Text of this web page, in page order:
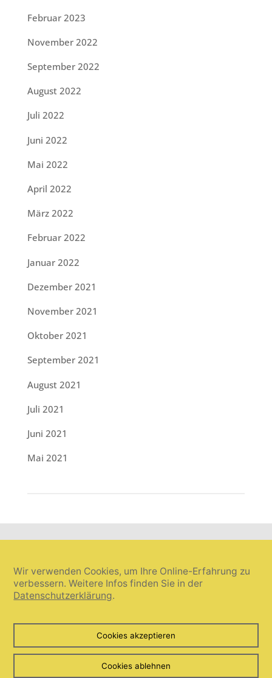
Februar 2023
November 2022
September 2022
August 2022
Juli 2022
Juni 2022
Mai 2022
April 2022
März 2022
Februar 2022
Januar 2022
Dezember 2021
November 2021
Oktober 2021
September 2021
August 2021
Juli 2021
Juni 2021
Mai 2021
Cookie-Einstellungen widerrufen
© Umanis freie Wortwahl 2026. Alle Rechte vorbehalten.
Wir verwenden Cookies, um Ihre Online-Erfahrung zu
verbessern. Weitere Infos finden Sie in der
Datenschutzerklärung.
Cookies akzeptieren
Cookies ablehnen